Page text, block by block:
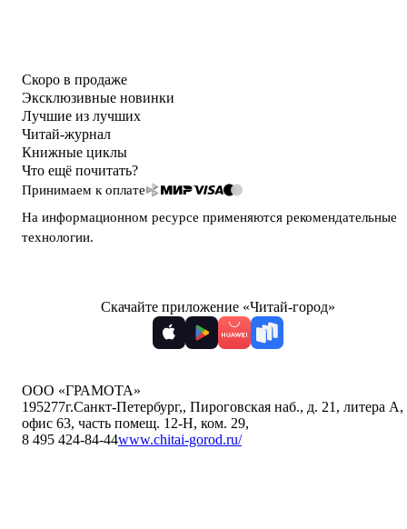
Скоро в продаже
Эксклюзивные новинки
Лучшие из лучших
Читай-журнал
Книжные циклы
Что ещё почитать?
Принимаем к оплате
На информационном ресурсе применяются рекомендательные
технологии.
Скачайте приложение «Читай-город»
ООО «ГРАМОТА»
195277г.Санкт-Петербург,, Пироговская наб., д. 21, литера А,
офис 63, часть помещ. 12-Н, ком. 29,
8 495 424-84-44www.chitai-gorod.ru/